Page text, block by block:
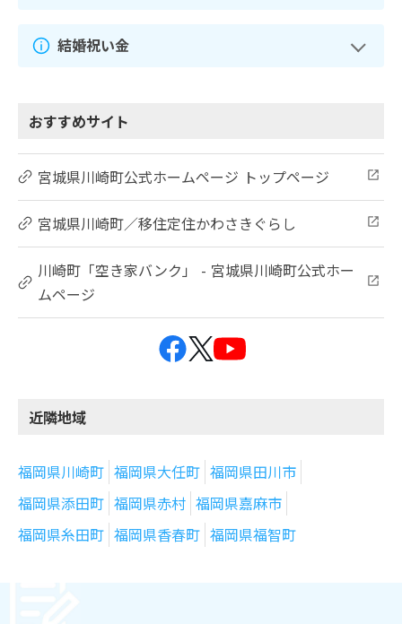
結婚祝い金
おすすめサイト
宮城県川崎町公式ホームページ トップページ
宮城県川崎町／移住定住かわさきぐらし
川崎町「空き家バンク」 - 宮城県川崎町公式ホー
ムページ
近隣地域
福岡県川崎町 福岡県大任町 福岡県田川市
福岡県添田町 福岡県赤村 福岡県嘉麻市
福岡県糸田町 福岡県香春町 福岡県福智町